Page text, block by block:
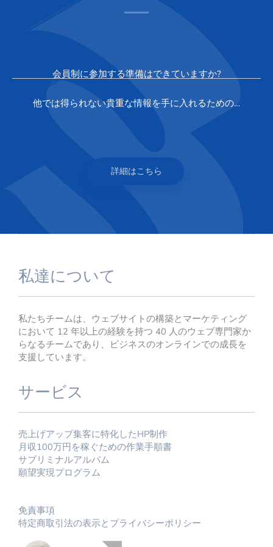
会員制に参加する準備はできていますか?
他では得られない貴重な情報を手に入れるための…
詳細はこちら
私達について
私たちチームは、ウェブサイトの構築とマーケティング
において 12 年以上の経験を持つ 40 人のウェブ専門家か
らなるチームであり、ビジネスのオンラインでの成長を
支援しています。
サービス
売上げアップ集客に特化したHP制作
月収100万円を稼ぐための作業手順書
サブリミナルアルバム
願望実現プログラム
免責事項
特定商取引法の表示とプライバシーポリシー